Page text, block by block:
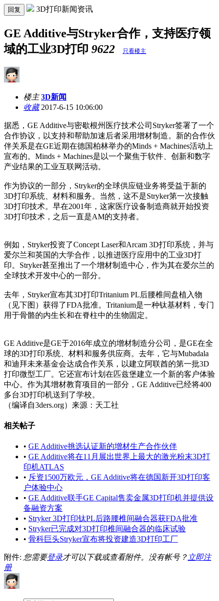
回复 3D打印新闻资讯
GE Additive与Stryker合作，支持医疗领
域的工业3D打印 9622 只看楼主
楼主 3D新闻
收藏2017-6-15 10:06:00
据悉，GE Additive与密歇根州医疗技术公司Stryker签署了一个
合作协议，以支持和帮助加速后者采用增材制造。新的合作伙
伴关系是在GE近期在德国柏林举办的Minds + Machines活动上
宣布的。Minds + Machines是以一个聚焦于软件、创新和数字
产业结果的工业互联网活动。
作为协议的一部分，Stryker的全球供应链业务将受益于新的
3D打印系统、材料和服务。当然，这不是Stryker第一次接触
3D打印技术。早在2001年，这家医疗设备制造商就开始投资
3D打印技术，之后一直是AM的支持者。
例如，Stryker投资了Concept Laser和Arcam 3D打印系统，并与
爱尔兰和英国的大学合作，以推进医疗应用中的工业3D打
印。Stryker甚至推出了一个增材制造中心，作为其在爱尔兰的
全球技术开发中心的一部分。
去年，Stryker宣布其3D打印Tritanium PL后腰椎间盘植入物
（见下图）获得了FDA批准。Tritanium是一种钛基材料，专门
用于骨骼的内生长和在脊柱中的生物固定。
GE Additive是GE于2016年成立的增材制造分公司，是GE在全
球的3D打印系统、材料和服务供应商。去年，它与Mubadala
和迪拜未来基金会达成合作关系，以建立阿联酋的第一批3D
打印微型工厂。它还宣布计划在匹兹堡建立一个新的客户体验
中心。作为其增材教育项目的一部分，GE Additive已经将400
多台3D打印机送到了学校。
（编译自3ders.org）来源：天工社
相关帖子
• GE Additive挑选认证新的增材生产合作伙伴
• GE Additive将在11月展出世界上最大的激光粉末3D打
印机ATLAS
• 斥资1500万欧元，GE Additive将在德国新开3D打印客
户体验中心
• GE Additive联手GE Capital售卖金属3D打印机并提供设
备融资方案
• Stryker 3D打印钛PL后路腰椎间融合器获FDA批准
• Stryker已完成对3D打印椎间融合器的临床试验
• 骨科巨头Stryker宣布将投资建造3D打印工厂
附件: 您需要登录才可以下载或查看附件。没有帐号？ 立即注
册